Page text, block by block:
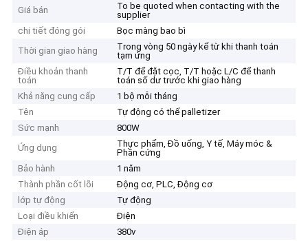
Giá bán
To be quoted when contacting with the
supplier
chi tiết đóng gói
Bọc màng bao bì
Thời gian giao hàng
Trong vòng 50 ngày kể từ khi thanh toán
tạm ứng
Điều khoản thanh
toán
T/T để đặt cọc, T/T hoặc L/C để thanh
toán số dư trước khi giao hàng
Khả năng cung cấp
1 bộ mỗi tháng
Tên
Tự động có thể palletizer
Sức mạnh
800W
Ứng dụng
Thực phẩm, Đồ uống, Y tế, Máy móc &
Phần cứng
Bảo hành
1 năm
Thành phần cốt lõi
Động cơ, PLC, Động cơ
lớp tự động
Tự động
Loại điều khiển
Điện
Điện áp
380v